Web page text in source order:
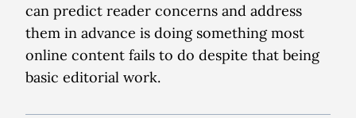
can predict reader concerns and address
them in advance is doing something most
online content fails to do despite that being
basic editorial work.